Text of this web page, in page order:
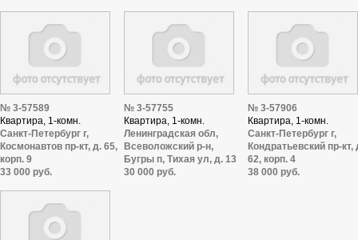
№ 3-57589
Квартира, 1-комн.
Санкт-Петербург г,
Космонавтов пр-кт, д. 65,
корп. 9
33 000 руб.
№ 3-57755
Квартира, 1-комн.
Ленинградская обл,
Всеволожский р-н,
Бугры п, Тихая ул, д. 13
30 000 руб.
№ 3-57906
Квартира, 1-комн.
Санкт-Петербург г,
Кондратьевский пр-кт,
62, корп. 4
38 000 руб.